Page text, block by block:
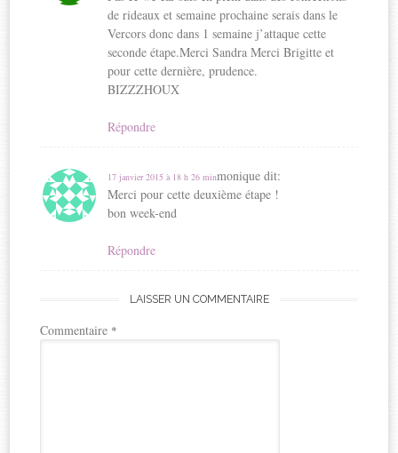
de rideaux et semaine prochaine serais dans le
Vercors donc dans 1 semaine j’attaque cette
seconde étape.Merci Sandra Merci Brigitte et
pour cette dernière, prudence.
BIZZZHOUX
Répondre
monique dit:
17 janvier 2015 à 18 h 26 min
Merci pour cette deuxième étape !
bon week-end
Répondre
LAISSER UN COMMENTAIRE
Commentaire *